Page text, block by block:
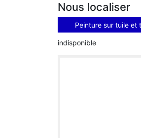
Nous localiser
Peinture sur tuile et
indisponible